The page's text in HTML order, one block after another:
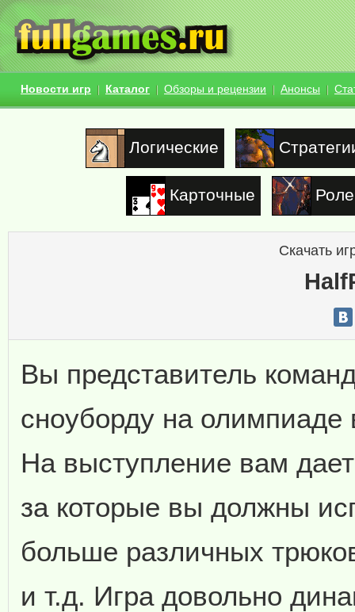
Новости игр Каталог Обзоры и рецензии Анонсы
Логические
Карточные
Скачать
Вы представитель
сноуборду на олимпиаде
На выступление вам
за которые вы должны
больше различных
и т.д. Игра довольно